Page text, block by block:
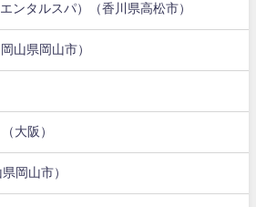
ンタルスパ）（香川県高松市）
山県岡山市）
大阪）
岡山市）